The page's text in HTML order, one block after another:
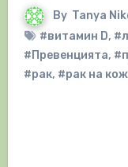
By Tanya
#витамин D,
#Превенцията,
#рак, #рак на